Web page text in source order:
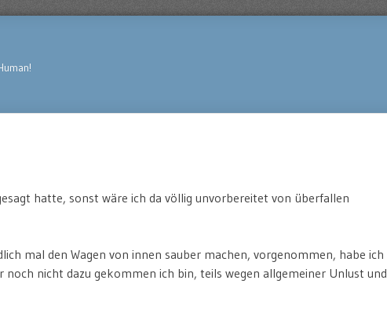
hatte, sonst wäre ich da völlig unvorbereitet von überfallen
mal den Wagen von innen sauber machen, vorgenommen, habe ich
noch nicht dazu gekommen ich bin, teils wegen allgemeiner Unlust und